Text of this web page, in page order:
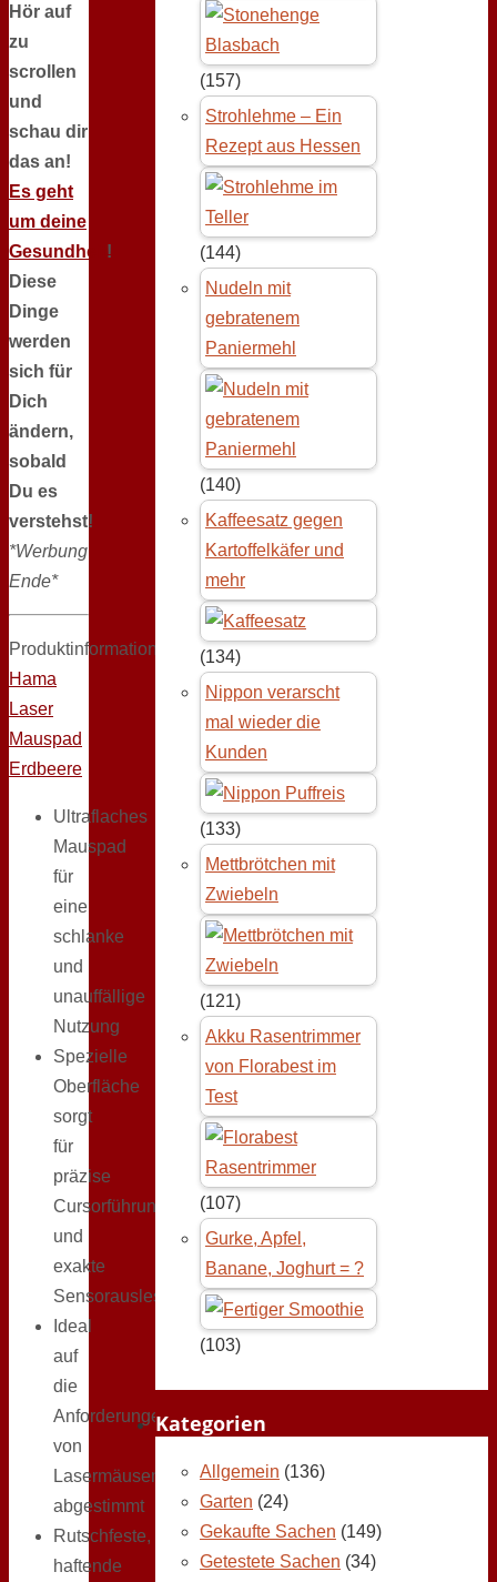
Hör auf
zu
scrollen
und
schau dir
das an!
Es geht
um deine
Gesundheit !
Diese
Dinge
werden
sich für
Dich
ändern,
sobald
Du es
verstehst!
*Werbung
Ende*
Produktinformation:
Hama
Laser
Mauspad
Erdbeere
Ultraflaches
Mauspad
für
eine
schlanke
und
unauffällige
Nutzung
Spezielle
Oberfläche
sorgt
für
präzise
Cursorführung
und
exakte
Sensorauslesung
Ideal
auf
die
Anforderungen
von
Lasermäusen
abgestimmt
Rutschfeste,
haftende
(157)
Strohlehme – Ein
Rezept aus Hessen
(144)
Nudeln mit
gebratenem
Paniermehl
(140)
Kaffeesatz gegen
Kartoffelkäfer und
mehr
(134)
Nippon verarscht
mal wieder die
Kunden
(133)
Mettbrötchen mit
Zwiebeln
(121)
Akku Rasentrimmer
von Florabest im
Test
(107)
Gurke, Apfel,
Banane, Joghurt = ?
(103)
Kategorien
Allgemein (136)
Garten (24)
Gekaufte Sachen (149)
Getestete Sachen (34)